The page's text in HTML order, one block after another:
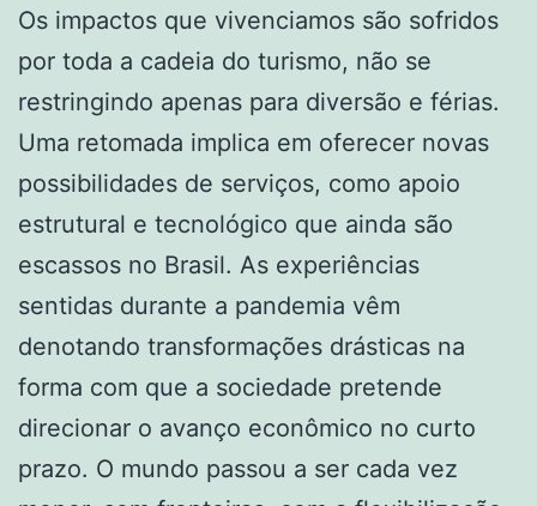
Os impactos que vivenciamos são sofridos
por toda a cadeia do turismo, não se
restringindo apenas para diversão e férias.
Uma retomada implica em oferecer novas
possibilidades de serviços, como apoio
estrutural e tecnológico que ainda são
escassos no Brasil. As experiências
sentidas durante a pandemia vêm
denotando transformações drásticas na
forma com que a sociedade pretende
direcionar o avanço econômico no curto
prazo. O mundo passou a ser cada vez